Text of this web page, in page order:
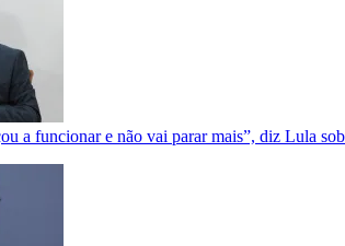
a funcionar e não vai parar mais”, diz Lula